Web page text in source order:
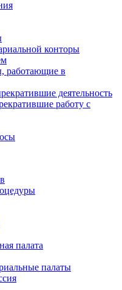
конторы
работающие в
деятельность
работу с
палата
палаты